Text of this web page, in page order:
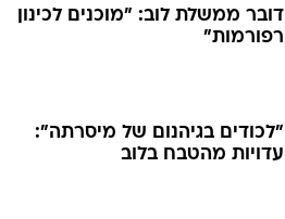
דובר ממשלת לוב: "מוכנים לכינון
רפורמות"
"לכודים בגיהנום של מיסרתה":
עדויות מהטבח בלוב